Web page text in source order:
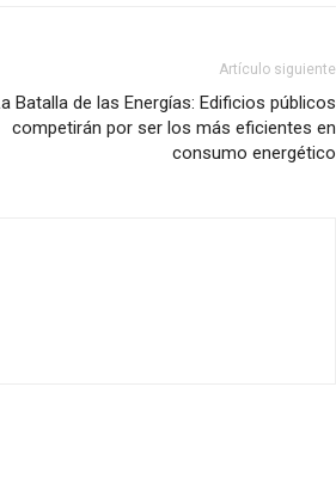
Artículo siguiente
Batalla de las Energías: Edificios públicos
competirán por ser los más eficientes en
consumo energético